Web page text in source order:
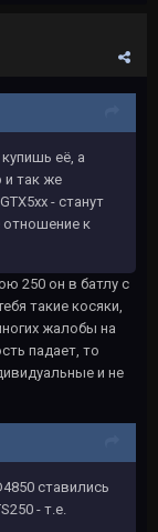
её, а
и так же
- станут
отношение к
250 он в батлу с
такие косяки,
жалобы на
падает, то
и не
ставились
- т.е.